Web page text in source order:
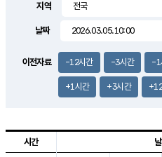
3.8m/s
지역
날짜
이전자료 -12시간 -3시간 -1
+1시간 +3시간
시간